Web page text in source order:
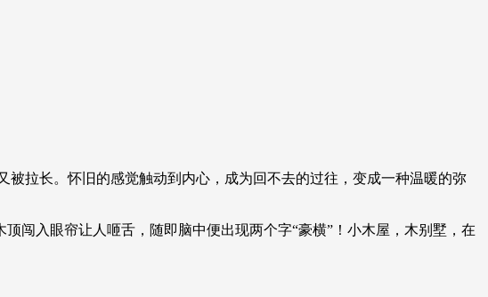
拉长。怀旧的感觉触动到内心，成为回不去的过往，变成一种温暖的弥
闯入眼帘让人咂舌，随即脑中便出现两个字“豪横”！小木屋，木别墅，在